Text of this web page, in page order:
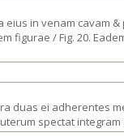
in venam cavam
figurae / Fig. 20.
duas ei adherentes
spectat